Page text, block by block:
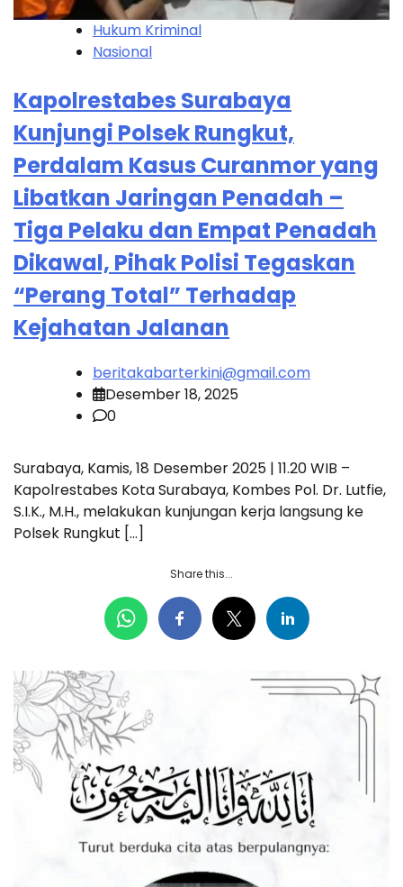
Hukum Kriminal
Nasional
Kapolrestabes Surabaya
Kunjungi Polsek Rungkut,
Perdalam Kasus Curanmor yang
Libatkan Jaringan Penadah –
Tiga Pelaku dan Empat Penadah
Dikawal, Pihak Polisi Tegaskan
“Perang Total” Terhadap
Kejahatan Jalanan
beritakabarterkini@gmail.com
Desember 18, 2025
0
Surabaya, Kamis, 18 Desember 2025 | 11.20 WIB –
Kapolrestabes Kota Surabaya, Kombes Pol. Dr. Lutfie,
S.I.K., M.H., melakukan kunjungan kerja langsung ke
Polsek Rungkut […]
Share this...